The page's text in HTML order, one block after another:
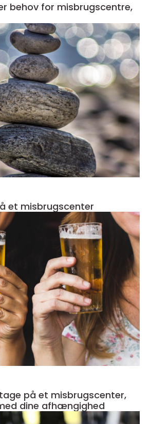
behov for misbrugscentre,
et misbrugscenter
på et misbrugscenter,
dine afhængighed